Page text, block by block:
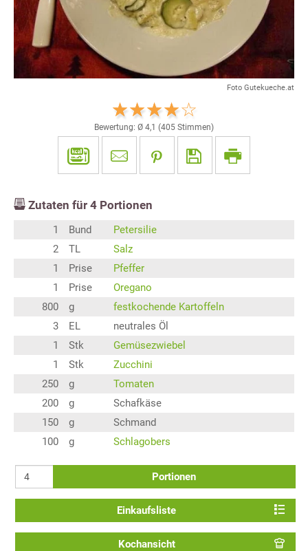
Foto Gutekueche.at
Bewertung: Ø 4,1 (405 Stimmen)
Zutaten für 4 Portionen
1 Bund
Petersilie
2
TL
Salz
1
Prise
Pfeffer
1
Prise
Oregano
800
g
festkochende Kartoffeln
3
EL
neutrales Öl
1
Stk
Gemüsezwiebel
1
Stk
Zucchini
250
g
Tomaten
200
g
Schafkäse
150
g
Schmand
100
g Schlagobers
Portionen
Einkaufsliste
Kochansicht